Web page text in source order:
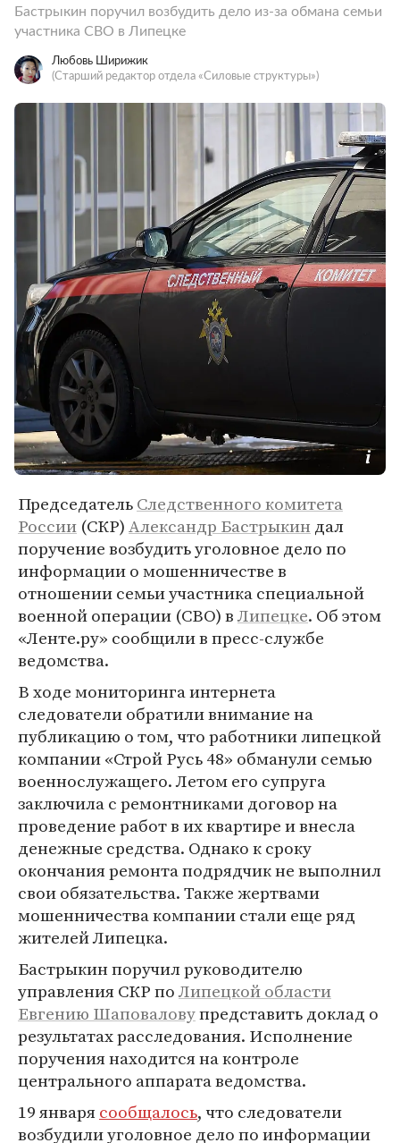
Бастрыкин поручил возбудить дело из-за обмана семьи
участника СВО в Липецке
Любовь Ширижик
(Старший редактор отдела «Силовые структуры»)
ПредседательСледственного комитета
России (СКР)Александр Бастрыкин дал
поручение возбудить уголовное дело по
информации о мошенничестве в
отношении семьи участника специальной
военной операции (СВО) вЛипецке. Об этом
«Ленте.ру» сообщили в пресс-службе
ведомства.
В ходе мониторинга интернета
следователи обратили внимание на
публикацию о том, что работники липецкой
компании «Строй Русь 48» обманули семью
военнослужащего. Летом его супруга
заключила с ремонтниками договор на
проведение работ в их квартире и внесла
денежные средства. Однако к сроку
окончания ремонта подрядчик не выполнил
свои обязательства. Также жертвами
мошенничества компании стали еще ряд
жителей Липецка.
Бастрыкин поручил руководителю
управления СКР поЛипецкой области
Евгению Шаповаловупредставить доклад о
результатах расследования. Исполнение
поручения находится на контроле
центрального аппарата ведомства.
19 январясообщалось, что следователи
возбудили уголовное дело по информации